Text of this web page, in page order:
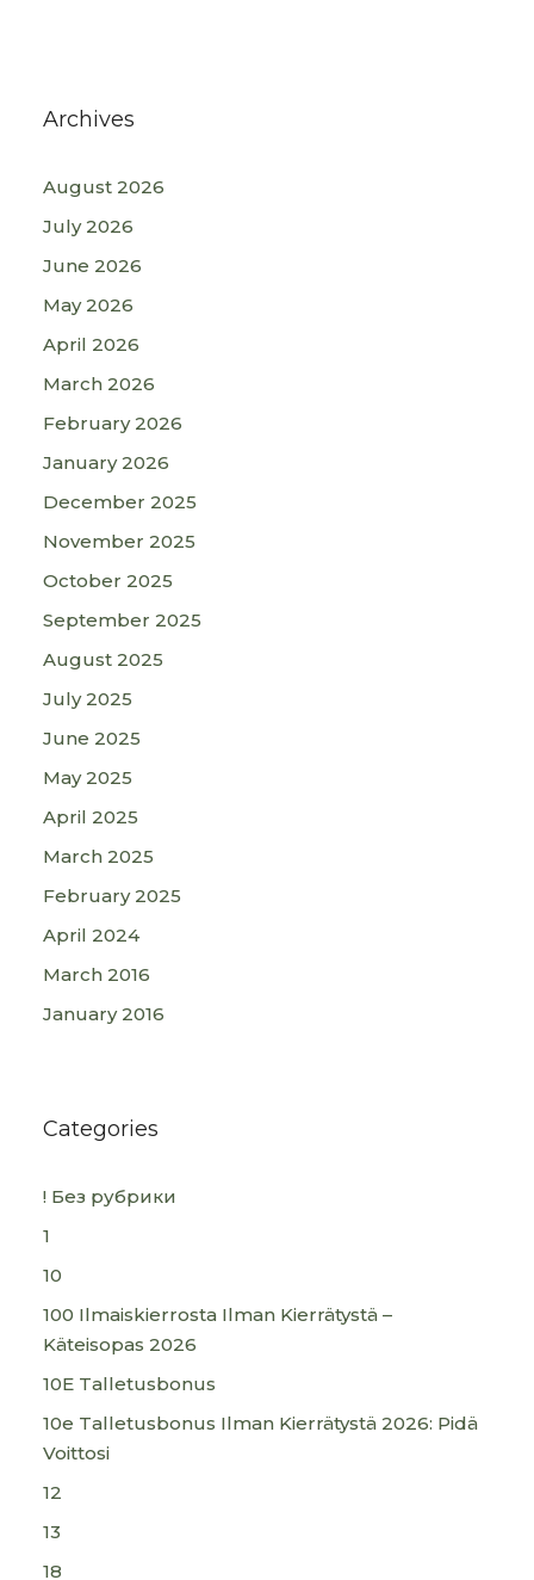
Archives
August 2026
July 2026
June 2026
May 2026
April 2026
March 2026
February 2026
January 2026
December 2025
November 2025
October 2025
September 2025
August 2025
July 2025
June 2025
May 2025
April 2025
March 2025
February 2025
April 2024
March 2016
January 2016
Categories
! Без рубрики
1
10
100 Ilmaiskierrosta Ilman Kierrätystä –
Käteisopas 2026
10E Talletusbonus
10e Talletusbonus Ilman Kierrätystä 2026: Pidä
Voittosi
12
13
18